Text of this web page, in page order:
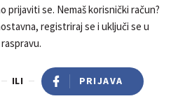
prijaviti se. Nemaš korisnički račun?
registriraj se i uključi se u
raspravu.
ILI PRIJAVA